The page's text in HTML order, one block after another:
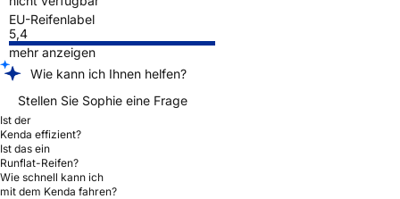
EU-Reifenlabel
5,4
mehr anzeigen
Wie kann ich Ihnen helfen?
Stellen Sie Sophie eine Frage
Ist der
Kenda effizient?
Ist das ein
Runflat-Reifen?
Wie schnell kann ich
mit dem Kenda fahren?